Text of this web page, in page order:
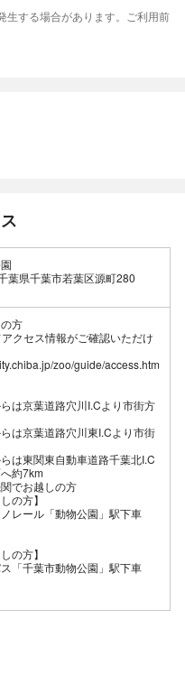
生する場合があります。ご利用前
葉県千葉市若葉区源町280
方
クセス情報がご確認いただけ
zoo/guide/access.htm
らは京葉道路穴川I.Cより市街方
らは京葉道路穴川東I.Cより市街
は東関東自動車道路千葉北I.C
約7km
でお越しの方
の方】
ノレール「動物公園」駅下車
の方】
ス「千葉市動物公園」駅下車